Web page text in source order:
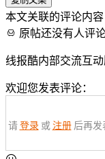
本文关联的评论内容
原帖还没有人评
线报酷内部交流互
欢迎您发表评论：
请 登录 或 注册 后再发